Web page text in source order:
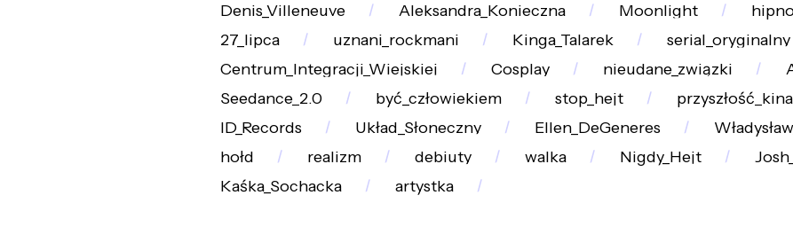
Denis_Villeneuve
Aleksandra_Konieczna Moonlight
27_lipca
uznani_rockmani Kinga_Talarek
serial_oryginalny
Centrum_Integracji_Wiejskiej
Cosplay nieudane_związki
Seedance_2.0
być_człowiekiem stop_hejt
przyszłość_kina
ID_Records
Układ_Słoneczny Ellen_DeGeneres
hołd
realizm debiuty walka Nigdy_Hejt
Kaśka_Sochacka
artystka